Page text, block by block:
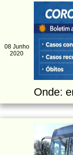
08 Junho
2020
Onde: